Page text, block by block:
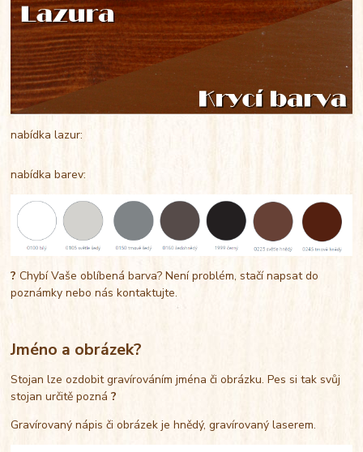
nabídka lazur:
nabídka barev:
?Chybí Vaše oblíbená barva? Není problém, stačí napsat do
poznámky nebo nás kontaktujte.
Jméno a obrázek?
Stojan lze ozdobit gravírováním jména či obrázku. Pes si tak svůj
stojan určitě pozná?
Gravírovaný nápis či obrázek je hnědý, gravírovaný laserem.